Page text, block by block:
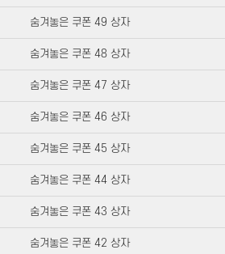
숨겨놓은 쿠폰 49 상자
숨겨놓은 쿠폰 48 상자
숨겨놓은 쿠폰 47 상자
숨겨놓은 쿠폰 46 상자
숨겨놓은 쿠폰 45 상자
숨겨놓은 쿠폰 44 상자
숨겨놓은 쿠폰 43 상자
숨겨놓은 쿠폰 42 상자